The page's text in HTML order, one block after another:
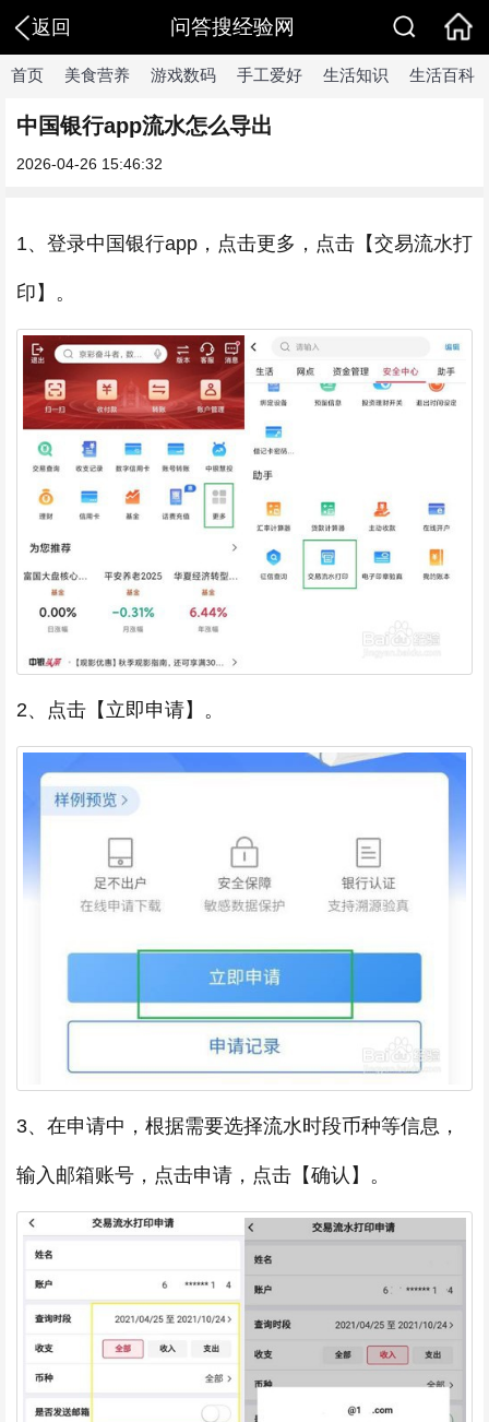
返回 问答搜经验网
首页 美食营养 游戏数码 手工爱好 生活知识 生活百科
中国银行app流水怎么导出
2026-04-26 15:46:32
1、登录中国银行app，点击更多，点击【交易流水打
印】。
2、点击【立即申请】。
3、在申请中，根据需要选择流水时段币种等信息，
输入邮箱账号，点击申请，点击【确认】。